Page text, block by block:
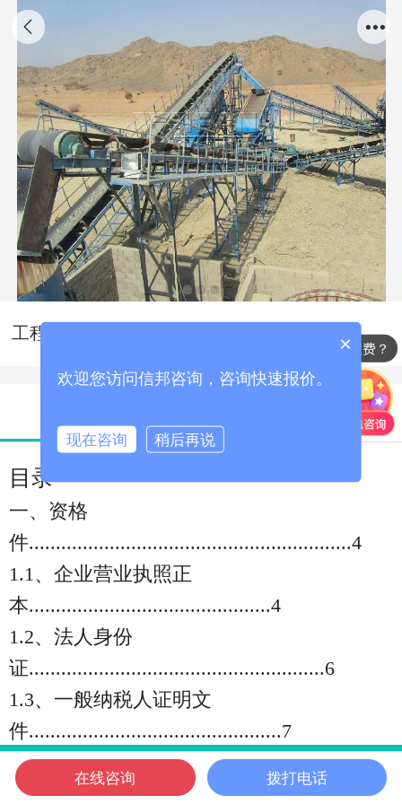
工程砂石采购标书制作
目录
一、资格
件............................................................4
1.1、企业营业执照正
本.............................................4
1.2、法人身份
证.......................................................6
1.3、一般纳税人证明文
件...............................................7
1.4、质量管理体系认证证
书..............................................8
信邦首页 电话咨询 微信客服 在线咨询 信邦位置
标书代写怎么收费？
×
欢迎您访问信邦咨询，咨询快速报价。
现在咨询 稍后再说
在线咨询 拨打电话